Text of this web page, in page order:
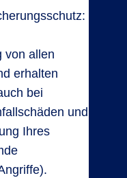
von allen
erhalten
bei
und
Ihres